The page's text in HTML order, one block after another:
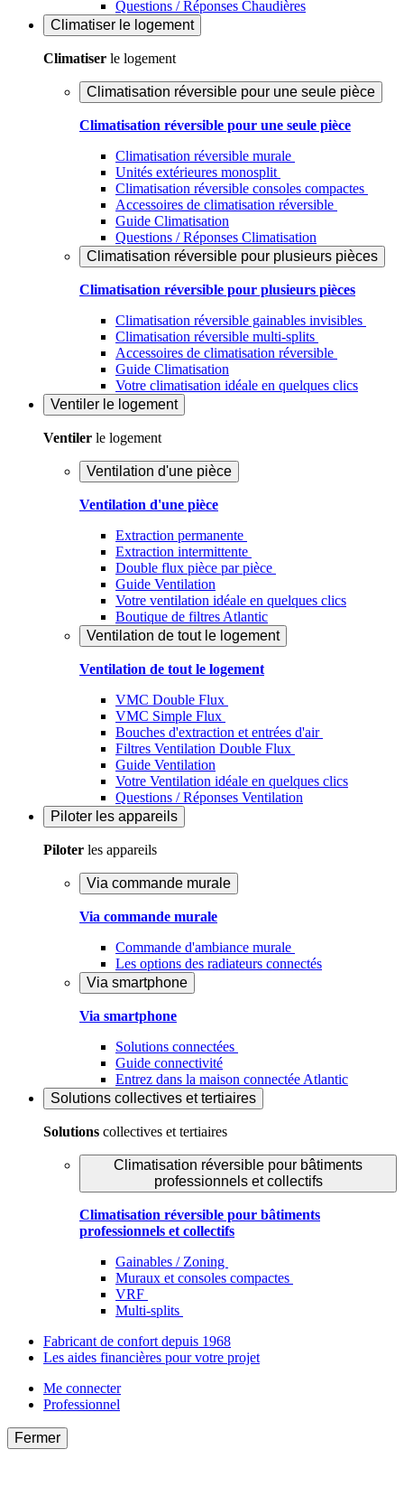
Questions / Réponses Chaudières
Climatiser le logement
Climatiser le logement
Climatisation réversible pour une seule pièce
Climatisation réversible pour une seule pièce
Climatisation réversible murale
Unités extérieures monosplit
Climatisation réversible consoles compactes
Accessoires de climatisation réversible
Guide Climatisation
Questions / Réponses Climatisation
Climatisation réversible pour plusieurs pièces
Climatisation réversible pour plusieurs pièces
Climatisation réversible gainables invisibles
Climatisation réversible multi-splits
Accessoires de climatisation réversible
Guide Climatisation
Votre climatisation idéale en quelques clics
Ventiler le logement
Ventiler le logement
Ventilation d'une pièce
Ventilation d'une pièce
Extraction permanente
Extraction intermittente
Double flux pièce par pièce
Guide Ventilation
Votre ventilation idéale en quelques clics
Boutique de filtres Atlantic
Ventilation de tout le logement
Ventilation de tout le logement
VMC Double Flux
VMC Simple Flux
Bouches d'extraction et entrées d'air
Filtres Ventilation Double Flux
Guide Ventilation
Votre Ventilation idéale en quelques clics
Questions / Réponses Ventilation
Piloter les appareils
Piloter les appareils
Via commande murale
Via commande murale
Commande d'ambiance murale
Les options des radiateurs connectés
Via smartphone
Via smartphone
Solutions connectées
Guide connectivité
Entrez dans la maison connectée Atlantic
Solutions collectives et tertiaires
Solutions collectives et tertiaires
Climatisation réversible pour bâtiments
professionnels et collectifs
Climatisation réversible pour bâtiments
professionnels et collectifs
Gainables / Zoning
Muraux et consoles compactes
VRF
Multi-splits
Fabricant de confort depuis 1968
Les aides financières pour votre projet
Me connecter
Professionnel
Fermer